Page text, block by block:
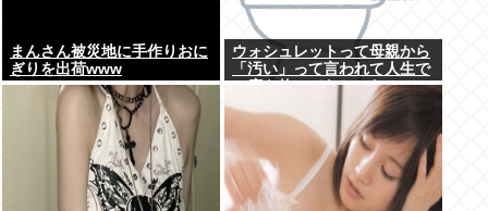
まんさん被災地に手作りおに
ぎりを出荷www
ウォシュレットって母親から
「汚い」って言われて人生で
一度も使ってなかった...